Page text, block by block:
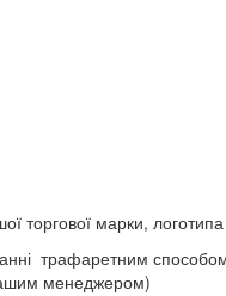
торгової марки,
трафаретним
менеджером)